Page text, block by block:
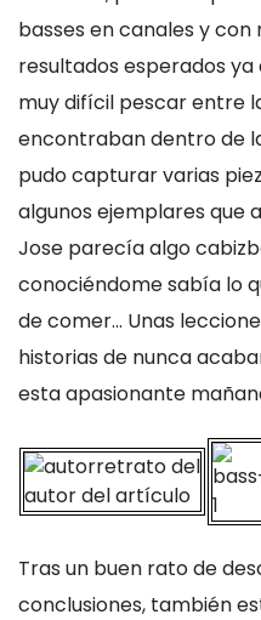
basses en canales y
resultados esperados
muy difícil pescar entre
encontraban dentro de
pudo capturar varias
algunos ejemplares que
Jose parecía algo
conociéndome sabía lo
de comer... Unas
historias de nunca
esta apasionante
Tras un buen rato de
conclusiones, también